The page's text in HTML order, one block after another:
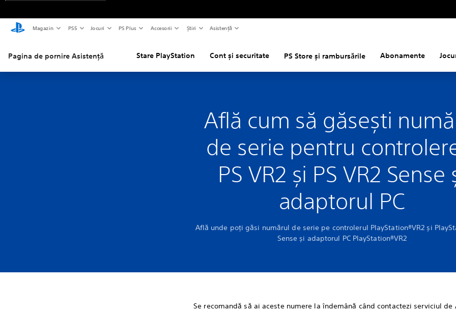
Magazin PS5 Jocuri PS Plus Accesorii Știri Asistență
Pagina de pornire Asistență Stare PlayStation Cont și securitate PS Store și rambursările Abonamente
Află cum să găsești
de serie pentru
PS VR2 și PS VR2 Sense
adaptorul PC
Află unde poți găsi numărul de serie pe controlerul PlayStation®VR2 și
Sense și adaptorul PC PlayStation®VR2
Se recomandă să ai aceste numere la îndemână când contactezi serviciul de